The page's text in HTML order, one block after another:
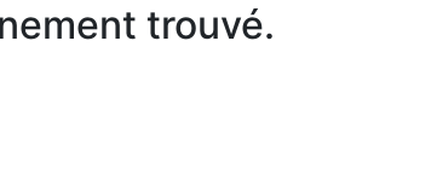
trouvé.